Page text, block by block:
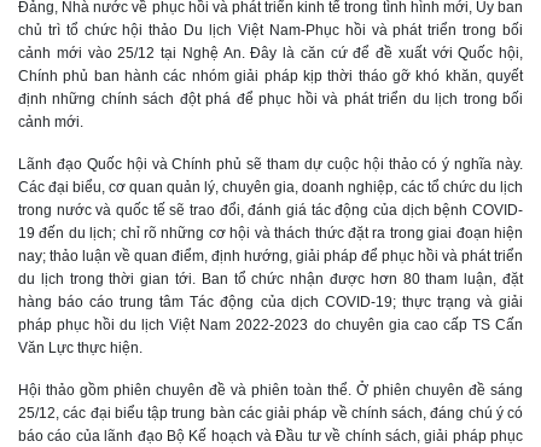
Đảng, Nhà nước về phục hồi và phát triển kinh tế trong tình hình mới, Ủy ban
chủ trì tổ chức hội thảo Du lịch Việt Nam-Phục hồi và phát triển trong bối
cảnh mới vào 25/12 tại Nghệ An. Đây là căn cứ để đề xuất với Quốc hội,
Chính phủ ban hành các nhóm giải pháp kịp thời tháo gỡ khó khăn, quyết
định những chính sách đột phá để phục hồi và phát triển du lịch trong bối
cảnh mới.
Lãnh đạo Quốc hội và Chính phủ sẽ tham dự cuộc hội thảo có ý nghĩa này.
Các đại biểu, cơ quan quản lý, chuyên gia, doanh nghiệp, các tổ chức du lịch
trong nước và quốc tế sẽ trao đổi, đánh giá tác động của dịch bệnh COVID-
19 đến du lịch; chỉ rõ những cơ hội và thách thức đặt ra trong giai đoạn hiện
nay; thảo luận về quan điểm, định hướng, giải pháp để phục hồi và phát triển
du lịch trong thời gian tới. Ban tổ chức nhận được hơn 80 tham luận, đặt
hàng báo cáo trung tâm Tác động của dịch COVID-19; thực trạng và giải
pháp phục hồi du lịch Việt Nam 2022-2023 do chuyên gia cao cấp TS Cấn
Văn Lực thực hiện.
Hội thảo gồm phiên chuyên đề và phiên toàn thể. Ở phiên chuyên đề sáng
25/12, các đại biểu tập trung bàn các giải pháp về chính sách, đáng chú ý có
báo cáo của lãnh đạo Bộ Kế hoạch và Đầu tư về chính sách, giải pháp phục